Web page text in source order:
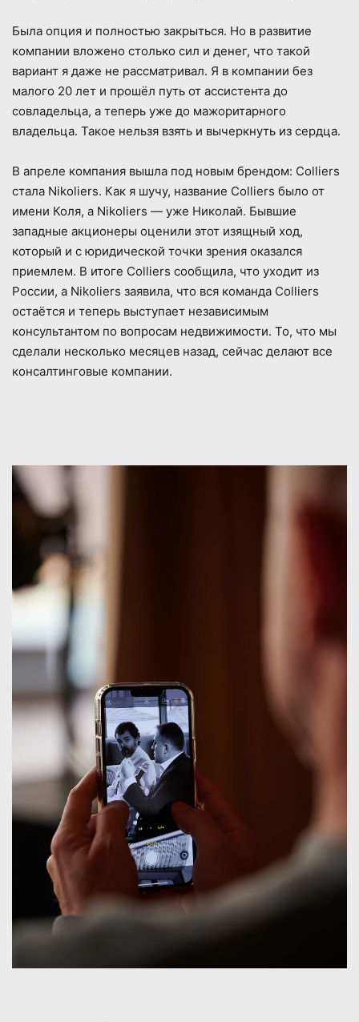
Была опция и полностью закрыться. Но в развитие
компании вложено столько сил и денег, что такой
вариант я даже не рассматривал. Я в компании без
малого 20 лет и прошёл путь от ассистента до
совладельца, а теперь уже до мажоритарного
владельца. Такое нельзя взять и вычеркнуть из сердца.
В апреле компания вышла под новым брендом: Colliers
стала Nikoliers. Как я шучу, название Colliers было от
имени Коля, а Nikoliers — уже Николай. Бывшие
западные акционеры оценили этот изящный ход,
который и с юридической точки зрения оказался
приемлем. В итоге Colliers сообщила, что уходит из
России, а Nikoliers заявила, что вся команда Colliers
остаётся и теперь выступает независимым
консультантом по вопросам недвижимости. То, что мы
сделали несколько месяцев назад, сейчас делают все
консалтинговые компании.